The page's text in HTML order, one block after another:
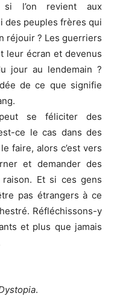
si l’on revient aux
des peuples frères qui
réjouir ? Les guerriers
leur écran et devenus
jour au lendemain ?
de ce que signifie
se féliciter des
ce le cas dans des
faire, alors c’est vers
et demander des
Et si ces gens
pas étrangers à ce
Réfléchissons-y
et plus que jamais
.